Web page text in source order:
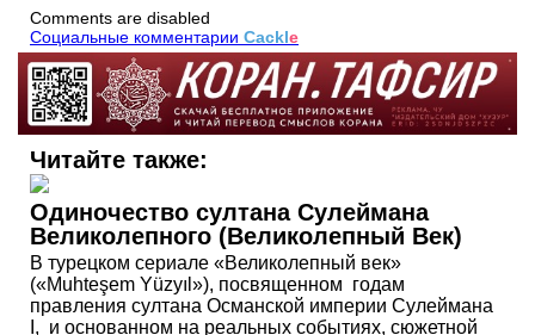
Comments are disabled
Социальные комментарии Cackle
Читайте также:
Одиночество султана Сулеймана
Великолепного (Великолепный Век)
В турецком сериале «Великолепный век»
(«Muhteşem Yüzyıl»), посвященном годам
правления султана Османской империи Сулеймана
I, и основанном на реальных событиях, сюжетной